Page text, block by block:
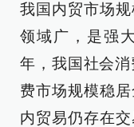
我国内贸市场
领域广，是强
年，我国社会
费市场规模稳
内贸易仍存在